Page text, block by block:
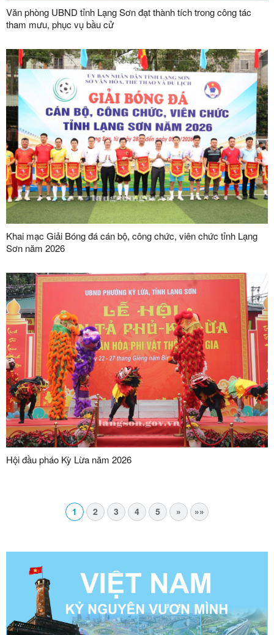
Văn phòng UBND tỉnh Lạng Sơn đạt thành tích trong công tác
tham mưu, phục vụ bầu cử
Khai mạc Giải Bóng đá cán bộ, công chức, viên chức tỉnh Lạng
Sơn năm 2026
Hội đầu pháo Kỳ Lừa năm 2026
1 2 3 4 5 » »»